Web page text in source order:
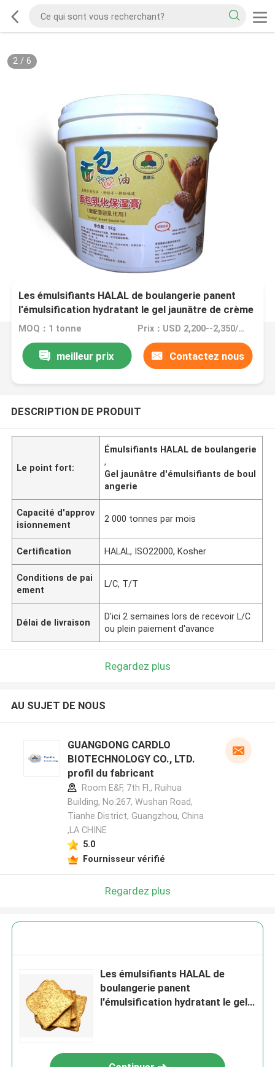
2/ 6
Les émulsifiants HALAL de boulangerie panent
l'émulsification hydratant le gel jaunâtre de crème
MOQ：1 tonne Prix：USD 2,200--2,350/ton FOB Port Guangzhou, China
meilleur prix Contactez nous
DESCRIPTION DE PRODUIT
Le point fort:
Émulsifiants HALAL de boulangerie
,
Gel jaunâtre d'émulsifiants de boul
angerie
Capacité d'approv
isionnement
2 000 tonnes par mois
Certification HALAL, ISO22000, Kosher
Conditions de pai
ement
L/C, T/T
Délai de livraison
D'ici 2 semaines lors de recevoir L/C
ou plein paiement d'avance
Regardez plus
AU SUJET DE NOUS
GUANGDONG CARDLO
BIOTECHNOLOGY CO., LTD.
profil du fabricant
Room E&F, 7th Fl., Ruihua
Building, No.267, Wushan Road,
Tianhe District, Guangzhou, China
,LA CHINE
5.0
Fournisseur vérifié
Regardez plus
Les émulsifiants HALAL de
boulangerie panent
l'émulsification hydratant le gel